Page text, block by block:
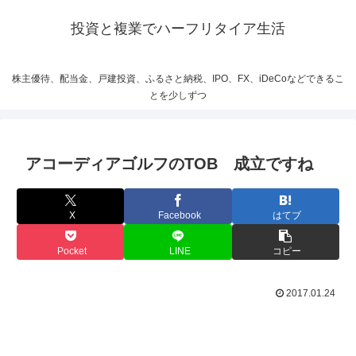
投資と複業でハーフリタイア生活
株主優待、配当金、戸建投資、ふるさと納税、IPO、FX、iDeCoなどできるこ
とを少しずつ
アコーディアゴルフのTOB 成立ですね
X Facebook はてブ
Pocket LINE コピー
2017.01.24